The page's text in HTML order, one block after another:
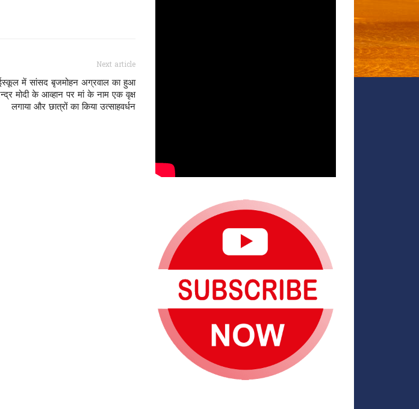
Next article
में सांसद बृजमोहन अग्रवाल का हुआ
मोदी के आव्हान पर मां के नाम एक वृक्ष
लगाया और छात्रों का किया उत्साहवर्धन